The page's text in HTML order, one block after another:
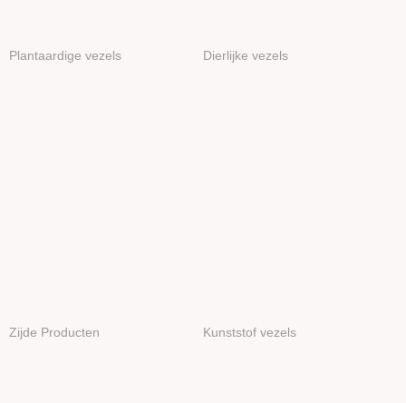
Plantaardige vezels Dierlijke vezels
Zijde Producten Kunststof vezels